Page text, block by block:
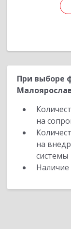
При выборе
на
на
системы
Наличие